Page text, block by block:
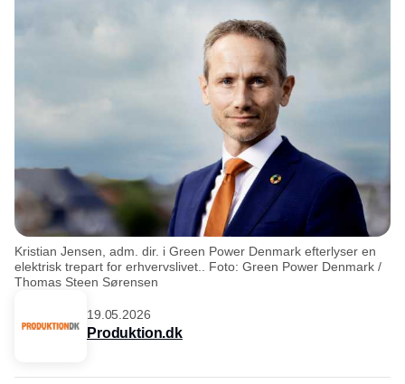
Kristian Jensen, adm. dir. i Green Power Denmark efterlyser en
elektrisk trepart for erhvervslivet.. Foto: Green Power Denmark /
Thomas Steen Sørensen
19.05.2026
Produktion.dk